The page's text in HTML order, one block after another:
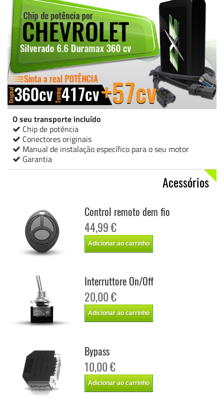
O seu transporte incluído
Chip de potência
Conectores originais
Manual de instalação específico para o seu motor
Garantia
Acessórios
Control remoto dem fio
44,99 €
Adicionar ao carrinho
Interruttore On/Off
20,00 €
Adicionar ao carrinho
Bypass
10,00 €
Adicionar ao carrinho